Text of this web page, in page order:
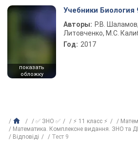
показать
обложку
Учебники Биология
Авторы: Р.В.
Литовченко, М.С.
Год: 2017
✅ ЗНО ✅ ⚡ 11 класс ⚡
Математика. Комплексне видання. ЗНО та
Відповіді
Тест 9